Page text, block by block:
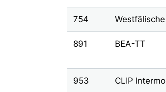
754
891 BEA-TT
953 CLIP